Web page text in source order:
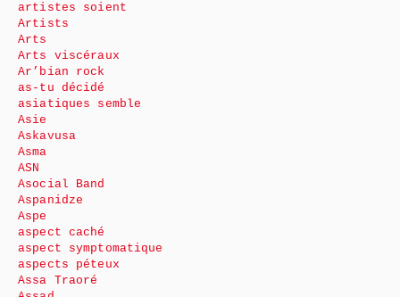
artistes soient
Artists
Arts
Arts viscéraux
Ar’bian rock
as-tu décidé
asiatiques semble
Asie
Askavusa
Asma
ASN
Asocial Band
Aspanidze
Aspe
aspect caché
aspect symptomatique
aspects péteux
Assa Traoré